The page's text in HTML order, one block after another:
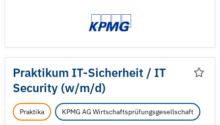
Praktikum IT-Sicherheit / IT
Security (w/m/d)
Praktika KPMG AG Wirtschaftsprüfungsgesellschaft